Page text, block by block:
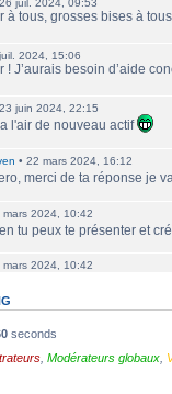
26 juil. 2024, 09:53
à tous, grosses bises à
2024, 15:06
! J’aurais besoin d’aide
23 juin 2024, 22:15
l'air de nouveau actif
•22 mars 2024, 16:12
merci de ta réponse je
mars 2024, 10:42
tu peux te présenter et
mars 2024, 10:42
fans d'Alsace Village ?
seconds
,Modérateurs globaux